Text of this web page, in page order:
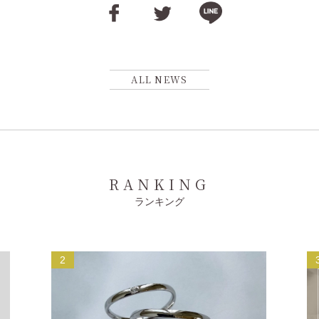
ALL NEWS
RANKING
ランキング